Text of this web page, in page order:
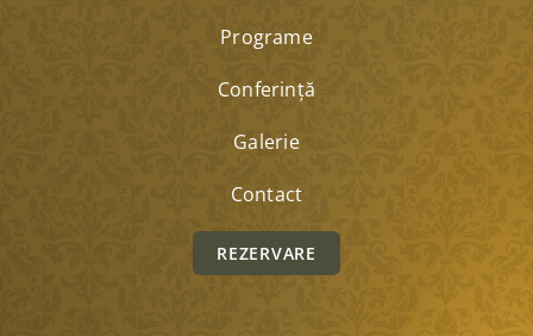
Programe
Conferinţă
Galerie
Contact
REZERVARE